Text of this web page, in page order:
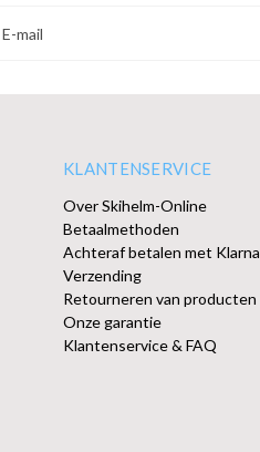
KLANTENSERVICE
Over Skihelm-Online
Betaalmethoden
Achteraf betalen met Klarna
Verzending
Retourneren van producten
Onze garantie
Klantenservice & FAQ